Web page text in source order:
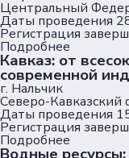
Центральный
Даты проведения
Регистрация
Подробнее
Кавказ: от
современной
г. Нальчик
Северо-
Даты проведения
Регистрация
Подробнее
Клубы
Рейтинг
Форумная
Об Ассоциации
Команда
Партнеры